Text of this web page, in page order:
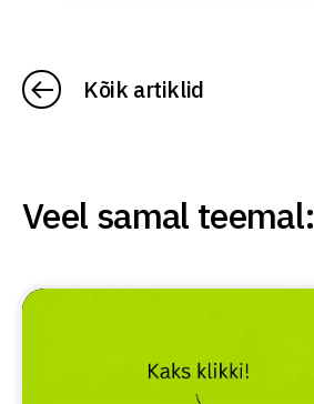
Kõik artiklid
Veel samal teemal: